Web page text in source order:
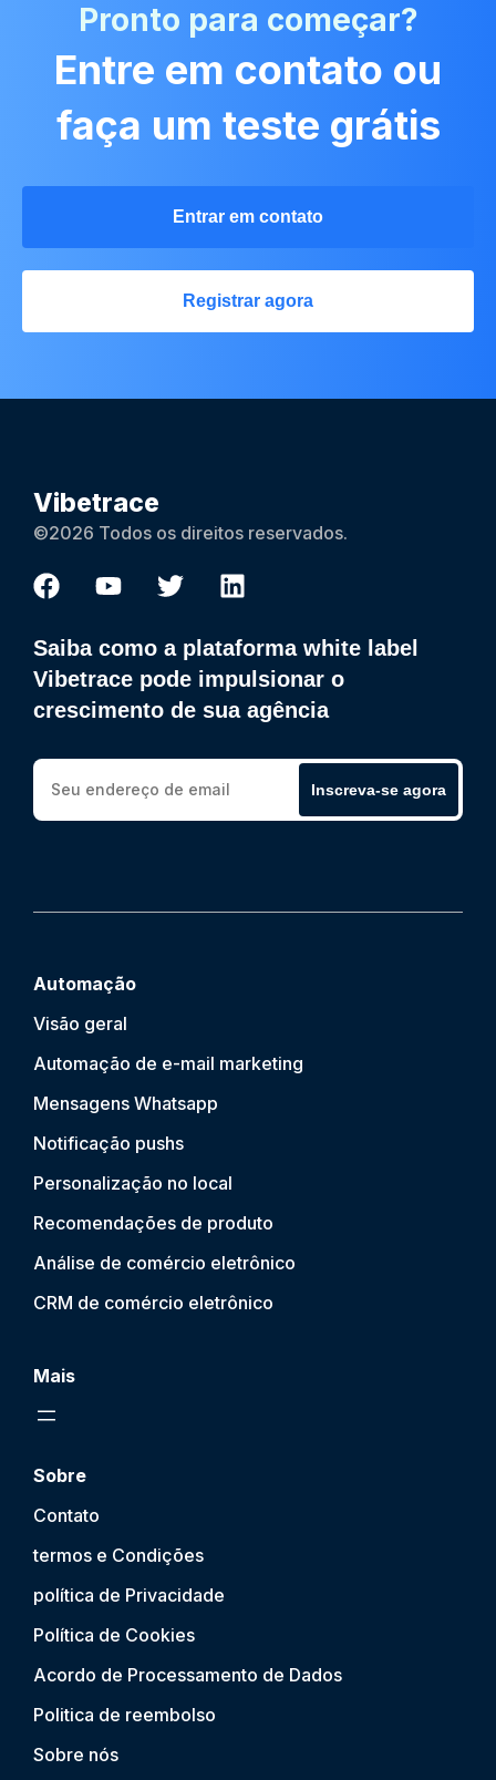
Pronto para começar?
Entre em contato ou
faça um teste grátis
Entrar em contato
Registrar agora
Vibetrace
©2026 Todos os direitos reservados.
Saiba como a plataforma white label
Vibetrace pode impulsionar o
crescimento de sua agência
Inscreva-se agora
Automação
Visão geral
Automação de e-mail marketing
Mensagens Whatsapp
Notificação pushs
Personalização no local
Recomendações de produto
Análise de comércio eletrônico
CRM de comércio eletrônico
Mais
Sobre
Contato
termos e Condições
política de Privacidade
Política de Cookies
Acordo de Processamento de Dados
Politica de reembolso
Sobre nós